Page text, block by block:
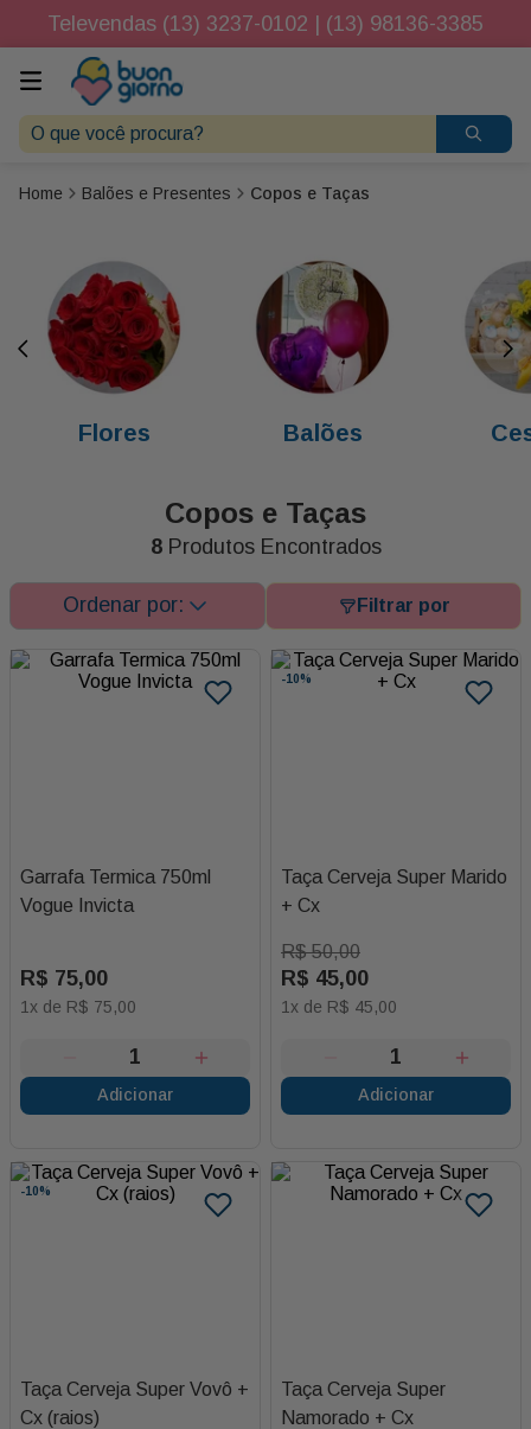
Televendas (13) 3237-0102 | (13) 98136-3385
O que você procura?
Balões e Presentes Copos e Taças
Flores Balões
Copos e Taças
8 Produtos Encontrados
Garrafa Termica 750ml
Vogue Invicta
R$ 75,00
1x de R$ 75,00
Adicionar
-10%
Taça Cerveja Super Marido
+ Cx
R$ 50,00
R$ 45,00
1x de R$ 45,00
Adicionar
-10%
Taça Cerveja Super Vovô +
Cx (raios)
Taça Cerveja Super
Namorado + Cx